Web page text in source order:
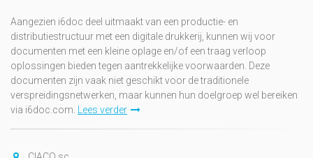
Aangezien i6doc deel uitmaakt van een productie- en
distributiestructuur met een digitale drukkerij, kunnen wij voor
documenten met een kleine oplage en/of een traag verloop
oplossingen bieden tegen aantrekkelijke voorwaarden. Deze
documenten zijn vaak niet geschikt voor de traditionele
verspreidingsnetwerken, maar kunnen hun doelgroep wel bereiken
via i6doc.com. Lees verder